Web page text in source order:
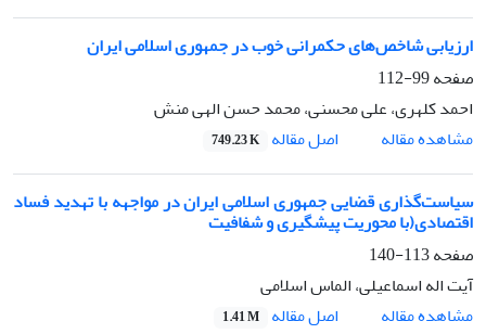
ارزیابی شاخص‌های حکمرانی خوب در جمهوری اسلامی ایران
صفحه99-112
احمد کلهری، علی محسنی، محمد حسن الهی منش
مشاهده مقاله
اصل مقاله 749.23 K
سیاست‌گذاری ‌قضایی جمهوری اسلامی ایران در مواجهه با تهدید فساد
اقتصادی(با محوریت پیشگیری و شفافیت
صفحه113-140
آیت اله اسماعیلی، الماس اسلامی
مشاهده مقاله
اصل مقاله 1.41 M